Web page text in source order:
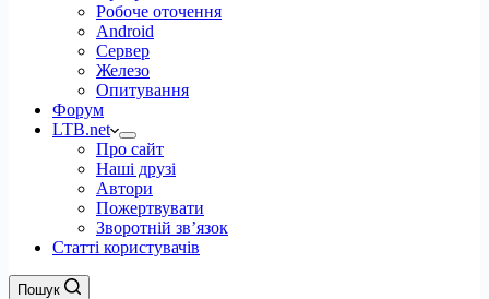
Робоче оточення
Android
Сервер
Железо
Опитування
Форум
LTB.net
Про сайт
Наші друзі
Автори
Пожертвувати
Зворотній зв’язок
Статті користувачів
Пошук